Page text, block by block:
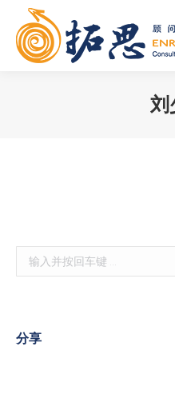
刘
Search:
分享